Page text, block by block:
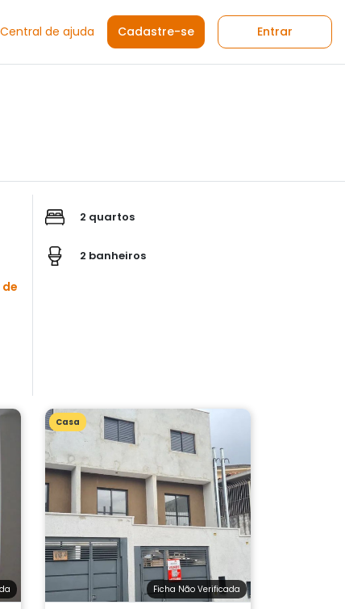
Central de ajuda Cadastre-se Entrar
2 quartos
2 banheiros
Casa
Ficha Não Verificada